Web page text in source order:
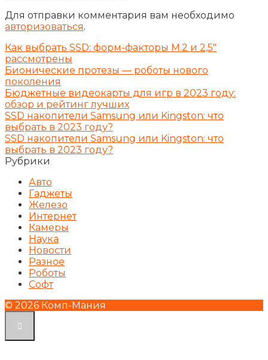
Для отправки комментария вам необходимо
авторизоваться.
Как выбрать SSD: форм-факторы M.2 и 2,5″
рассмотрены
Бионические протезы — роботы нового
поколения
Бюджетные видеокарты для игр в 2023 году:
обзор и рейтинг лучших
SSD накопители Samsung или Kingston: что
выбрать в 2023 году?
SSD накопители Samsung или Kingston: что
выбрать в 2023 году?
Рубрики
Авто
Гаджеты
Железо
Интернет
Камеры
Наука
Новости
Разное
Роботы
Софт
© 2026 Комп-Мания